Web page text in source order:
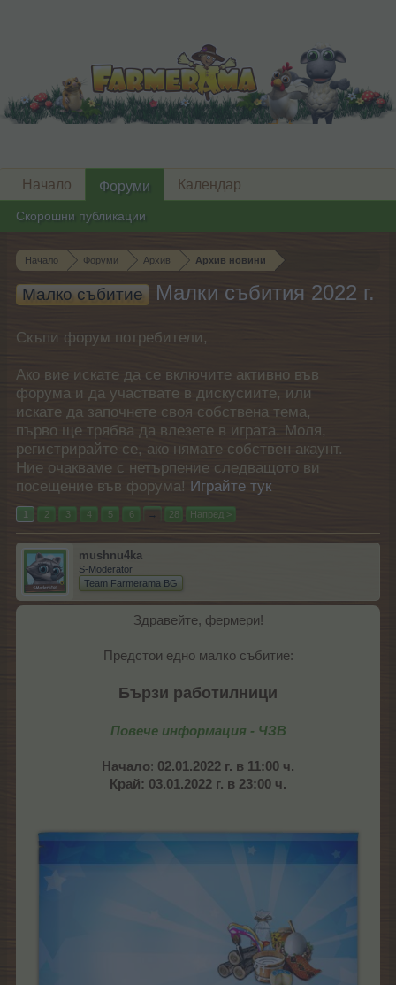
Начало Форуми Архив Архив новини
Малко събитие Малки събития 2022 г.
Скъпи форум потребители,
Ако вие искате да се включите активно във
форума и да участвате в дискусиите, или
искате да започнете своя собствена тема,
първо ще трябва да влезете в играта. Моля,
регистрирайте се, ако нямате собствен акаунт.
Ние очакваме с нетърпение следващото ви
посещение във форума! Играйте тук
1 2 3 4 5 6 → 28 Напред >
mushnu4ka
S-Moderator
Team Farmerama BG
Здравейте, фермери!
Предстои едно малко събитие:
Бързи работилници
Повече информация - ЧЗВ
Начало: 02.01.2022 г. в 11:00 ч.
Край: 03.01.2022 г. в 23:00 ч.
Начало Форуми
Скорошни публикации
Календар